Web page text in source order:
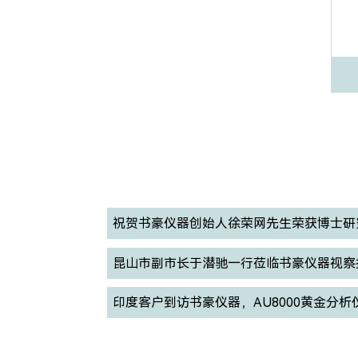
祝贺书豪仪器创始人徐荣网先生荣获博士
昆山市副市长于潜驰一行莅临书豪仪器视
印度客户到访书豪仪器，AU8000黄金分析